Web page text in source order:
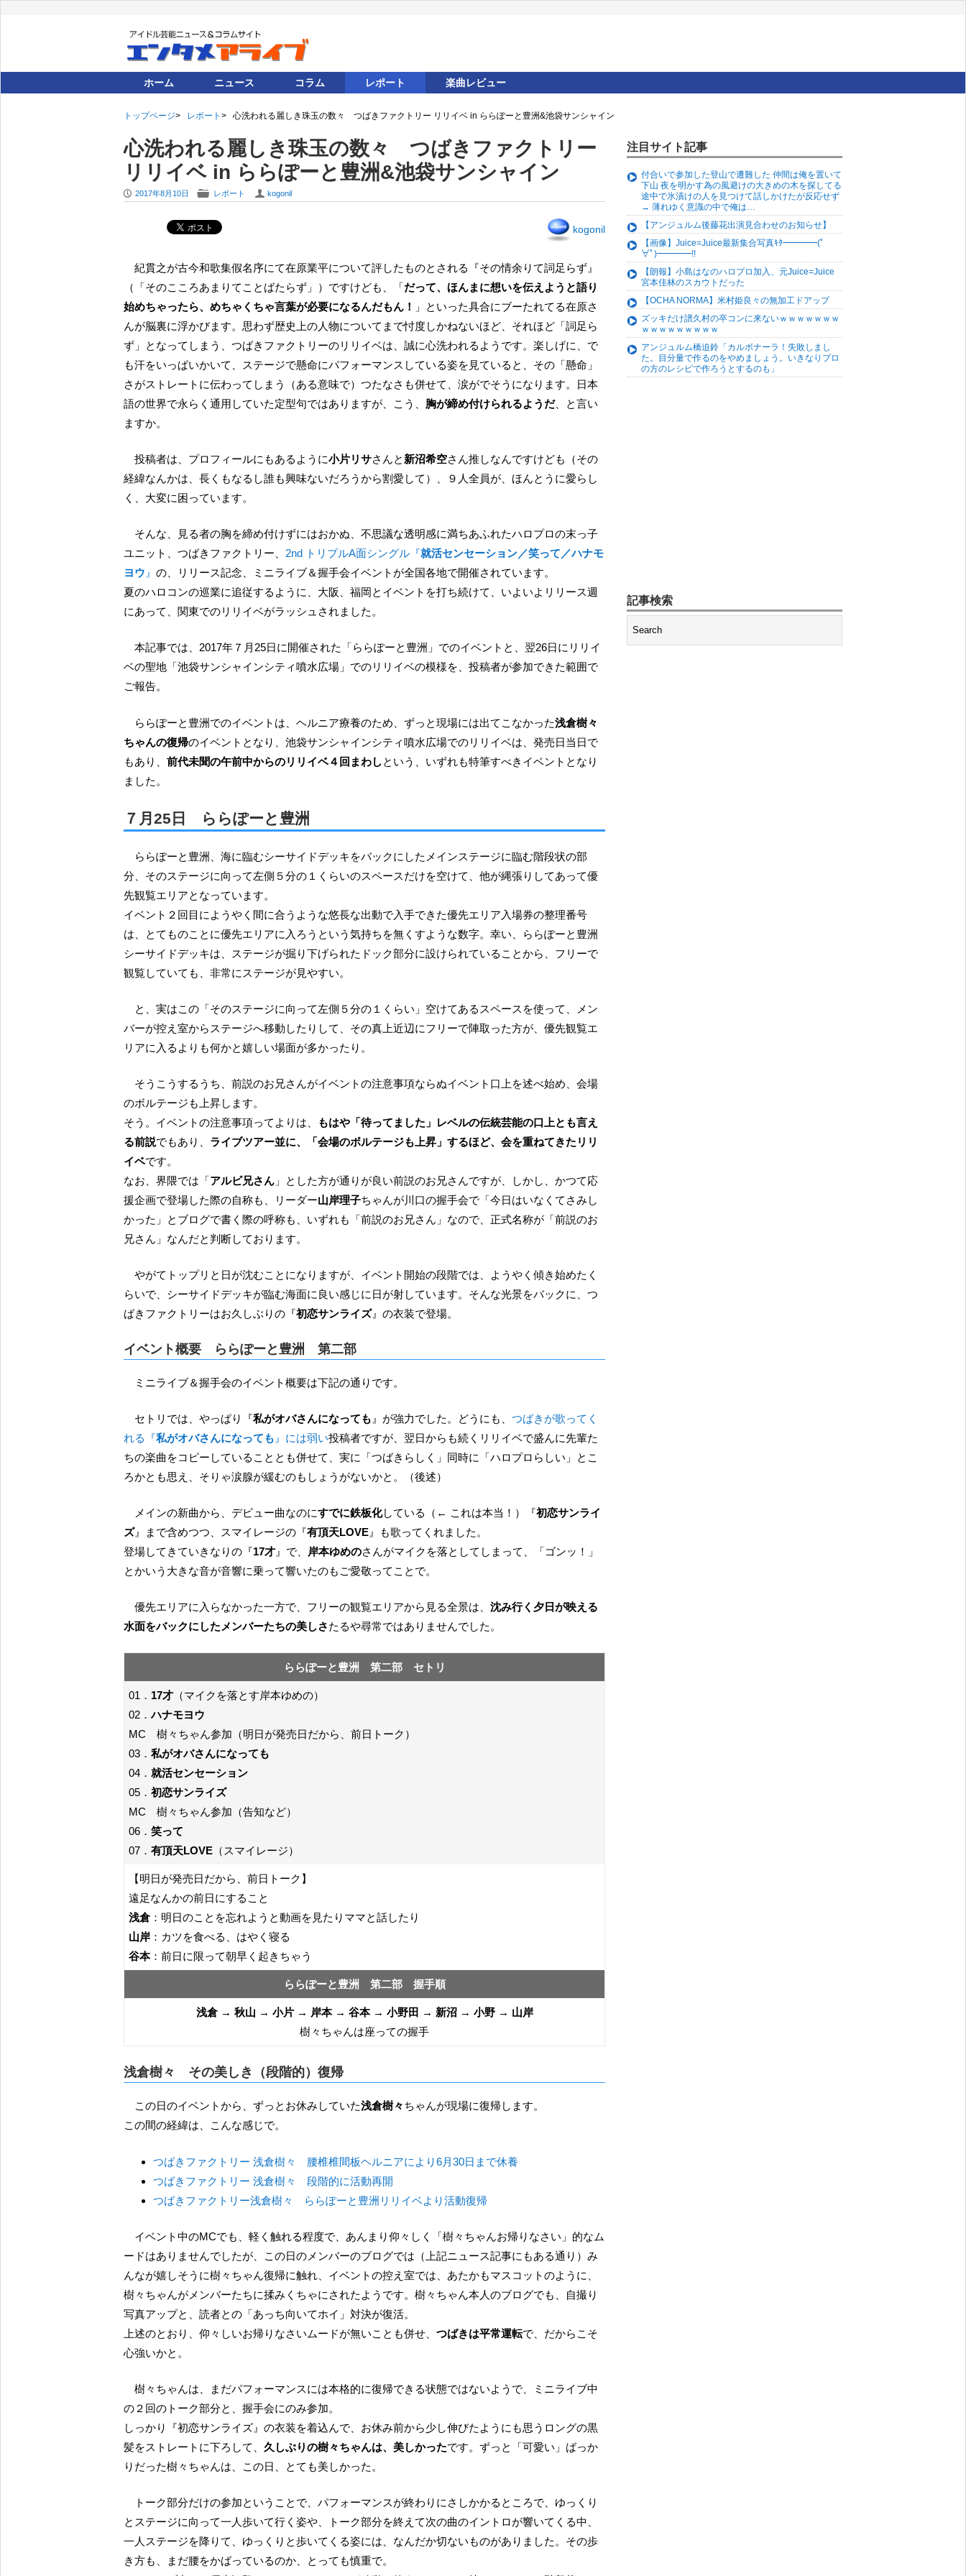
ホーム ニュース コラム レポート 楽曲レビュー
トップページ レポート 心洗われる麗しき珠玉の数々 つばきファクトリー リリイベ in ららぽーと豊洲&池袋サンシャイン
心洗われる麗しき珠玉の数々 つばきファクトリー
リリイベ in ららぽーと豊洲&池袋サンシャイン
P 2017年8月10日 F レポート U kogonil
kogonil
紀貫之が古今和歌集假名序にて在原業平について評したものとされる『その情余りて詞足らず』
（「そのこころあまりてことばたらず」）ですけども、「だって、ほんまに想いを伝えようと語り
始めちゃったら、めちゃくちゃ言葉が必要になるんだもん！
」といった具合にブーたれてる在原さ
んが脳裏に浮かびます。思わず歴史上の人物についてまで忖度しかねないほど、それほど「詞足ら
ず」となってしまう、つばきファクトリーのリリイベは、誠に心洗われるようです。楽しげに、で
も汗をいっぱいかいて、ステージで懸命にパフォーマンスしている姿を見ていると、その「懸命」
さがストレートに伝わってしまう（ある意味で）つたなさも併せて、涙がでそうになります。日本
語の世界で永らく通用していた定型句ではありますが、こう、 胸が締め付けられるようだ、と言い
ますか。
投稿者は、プロフィールにもあるように小片リサさんと 新沼希空さん推しなんですけども（その
経緯なんかは、長くもなるし誰も興味ないだろうから割愛して）、９人全員が、ほんとうに愛らし
く、大変に困っています。
そんな、見る者の胸を締め付けずにはおかぬ、不思議な透明感に満ちあふれたハロプロの末っ子
ユニット、つばきファクトリー、 2nd トリプルA面シングル『就活センセーション／笑って／ハナモ
ヨウ 』 の、リリース記念、ミニライブ＆握手会イベントが全国各地で開催されています。
夏のハロコンの巡業に追従するように、大阪、福岡とイベントを打ち続けて、いよいよリリース週
にあって、関東でのリリイベがラッシュされました。
本記事では、2017年７月25日に開催された「ららぽーと豊洲」でのイベントと、翌26日にリリイ
ベの聖地「池袋サンシャインシティ噴水広場」でのリリイベの模様を、投稿者が参加できた範囲で
ご報告。
ららぽーと豊洲でのイベントは、ヘルニア療養のため、ずっと現場には出てこなかった浅倉樹々
ちゃんの復帰のイベントとなり、池袋サンシャインシティ噴水広場でのリリイベは、発売日当日で
もあり、 前代未聞の午前中からのリリイベ４回まわしという、いずれも特筆すべきイベントとなり
ました。
７月25日 ららぽーと豊洲
ららぽーと豊洲、海に臨むシーサイドデッキをバックにしたメインステージに臨む階段状の部
分、そのステージに向って左側５分の１くらいのスペースだけを空けて、他が縄張りしてあって優
先観覧エリアとなっています。
イベント２回目にようやく間に合うような悠長な出動で入手できた優先エリア入場券の整理番号
は、とてものことに優先エリアに入ろうという気持ちを無くすような数字。幸い、ららぽーと豊洲
シーサイドデッキは、ステージが掘り下げられたドック部分に設けられていることから、フリーで
観覧していても、非常にステージが見やすい。
と、実はこの「そのステージに向って左側５分の１くらい」空けてあるスペースを使って、メン
バーが控え室からステージへ移動したりして、その真上近辺にフリーで陣取った方が、優先観覧エ
リアに入るよりも何かと嬉しい場面が多かったり。
そうこうするうち、前説のお兄さんがイベントの注意事項ならぬイベント口上を述べ始め、会場
のボルテージも上昇します。
そう。イベントの注意事項ってよりは、
もはや「待ってました」レベルの伝統芸能の口上とも言え
る前説でもあり、 ライブツアー並に、「会場のボルテージも上昇」するほど、会を重ねてきたリリ
イベです。
なお、界隈では「アルビ兄さん 」とした方が通りが良い前説のお兄さんですが、しかし、かつて応
援企画で登場した際の自称も、リーダー山岸理子ちゃんが川口の握手会で「今日はいなくてさみし
かった」とブログで書く際の呼称も、いずれも「前説のお兄さん」なので、正式名称が「前説のお
兄さん」なんだと判断しております。
やがてトップリと日が沈むことになりますが、イベント開始の段階では、ようやく傾き始めたく
らいで、シーサイドデッキが臨む海面に良い感じに日が射しています。そんな光景をバックに、つ
ばきファクトリーはお久しぶりの『初恋サンライズ』の衣装で登場。
イベント概要 ららぽーと豊洲 第二部
ミニライブ＆握手会のイベント概要は下記の通りです。
セトリでは、やっぱり『私がオバさんになっても 』が強力でした。どうにも、つばきが歌ってく
れる『私がオバさんになっても 』には弱い投稿者ですが、翌日からも続くリリイベで盛んに先輩た
ちの楽曲をコピーしていることとも併せて、実に「つばきらしく」同時に「ハロプロらしい」とこ
ろかとも思え、そりゃ涙腺が緩むのもしょうがないかと。（後述）
メインの新曲から、デビュー曲なのにすでに鉄板化している（← これは本当！）『初恋サンライ
ズ』まで含めつつ、スマイレージの『有頂天LOVE 』も歌ってくれました。
登場してきていきなりの『17才 』で、 岸本ゆめのさんがマイクを落としてしまって、「ゴンッ！」
とかいう大きな音が音響に乗って響いたのもご愛敬ってことで。
優先エリアに入らなかった一方で、フリーの観覧エリアから見る全景は、沈み行く夕日が映える
水面をバックにしたメンバーたちの美しさたるや尋常ではありませんでした。
ららぽーと豊洲 第二部 セトリ
01． 17才 （マイクを落とす岸本ゆめの）
02．ハナモヨウ
MC 樹々ちゃん参加（明日が発売日だから、前日トーク）
03． 私がオバさんになっても
04． 就活センセーション
05． 初恋サンライズ
MC 樹々ちゃん参加（告知など）
06． 笑って
07． 有頂天LOVE （スマイレージ）
【明日が発売日だから、前日トーク】
遠足なんかの前日にすること
浅倉：明日のことを忘れようと動画を見たりママと話したり
山岸 ：カツを食べる、はやく寝る
谷本：前日に限って朝早く起きちゃう
ららぽーと豊洲 第二部 握手順
浅倉 → 秋山 → 小片 → 岸本 → 谷本 → 小野田 → 新沼 → 小野 → 山岸
樹々ちゃんは座っての握手
浅倉樹々 その美しき（段階的）復帰
この日のイベントから、ずっとお休みしていた浅倉樹々ちゃんが現場に復帰します。
この間の経緯は、こんな感じで。
つばきファクトリー 浅倉樹々 腰椎椎間板ヘルニアにより6月30日まで休養
つばきファクトリー 浅倉樹々 段階的に活動再開
つばきファクトリー浅倉樹々 ららぽーと豊洲リリイベより活動復帰
イベント中のMCでも、軽く触れる程度で、あんまり仰々しく「樹々ちゃんお帰りなさい」的なム
ードはありませんでしたが、この日のメンバーのブログでは（上記ニュース記事にもある通り）み
んなが嬉しそうに樹々ちゃん復帰に触れ、イベントの控え室では、あたかもマスコットのように、
樹々ちゃんがメンバーたちに揉みくちゃにされたようです。樹々ちゃん本人のブログでも、自撮り
写真アップと、読者との「あっち向いてホイ」対決が復活。
上述のとおり、仰々しいお帰りなさいムードが無いことも併せ、 つばきは平常運転で、だからこそ
心強いかと。
樹々ちゃんは、まだパフォーマンスには本格的に復帰できる状態ではないようで、ミニライブ中
の２回のトーク部分と、握手会にのみ参加。
しっかり『初恋サンライズ』の衣装を着込んで、お休み前から少し伸びたようにも思うロングの黒
髪をストレートに下ろして、 久しぶりの樹々ちゃんは、美しかったです。ずっと「可愛い」ばっか
りだった樹々ちゃんは、この日、とても美しかった。
トーク部分だけの参加ということで、パフォーマンスが終わりにさしかかるところで、ゆっくり
とステージに向って一人歩いて行く姿や、トーク部分を終えて次の曲のイントロが響いてくる中、
一人ステージを降りて、ゆっくりと歩いてくる姿には、なんだか切ないものがありました。その歩
き方も、まだ腰をかばっているのか、とっても慎重で。
注目サイト記事
付合いで参加した登山で遭難した 仲間は俺を置いて
下山 夜を明かす為の風避けの大きめの木を探してる
途中で氷漬けの人を見つけて話しかけたが反応せず
→ 薄れゆく意識の中で俺は…
【アンジュルム後藤花出演見合わせのお知らせ】
【画像】Juice=Juice最新集合写真ｷﾀ━━━━(ﾟ
∀ﾟ)━━━━!!
【朗報】小島はなのハロプロ加入、元Juice=Juice
宮本佳林のスカウトだった
【OCHA NORMA】米村姫良々の無加工ドアップ
ズッキだけ譜久村の卒コンに来ないｗｗｗｗｗｗｗ
ｗｗｗｗｗｗｗｗｗ
アンジュルム橋迫鈴「カルボナーラ！失敗しまし
た。目分量で作るのをやめましょう。いきなりプロ
の方のレシピで作ろうとするのも」
記事検索